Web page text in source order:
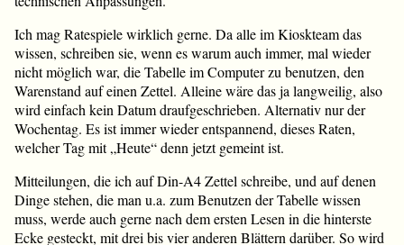
Ich mag Ratespiele wirklich gerne. Da alle im Kioskteam das
wissen, schreiben sie, wenn es warum auch immer, mal wieder
nicht möglich war, die Tabelle im Computer zu benutzen, den
Warenstand auf einen Zettel. Alleine wäre das ja langweilig, also
wird einfach kein Datum draufgeschrieben. Alternativ nur der
Wochentag. Es ist immer wieder entspannend, dieses Raten,
welcher Tag mit „Heute“ denn jetzt gemeint ist.
Mitteilungen, die ich auf Din-A4 Zettel schreibe, und auf denen
Dinge stehen, die man u.a. zum Benutzen der Tabelle wissen
muss, werde auch gerne nach dem ersten Lesen in die hinterste
Ecke gesteckt, mit drei bis vier anderen Blättern darüber. So wird